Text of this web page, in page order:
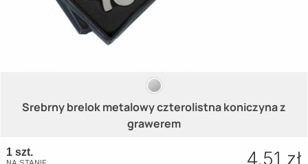
Srebrny brelok metalowy czterolistna koniczyna z
grawerem
1 szt. 4.51 zł